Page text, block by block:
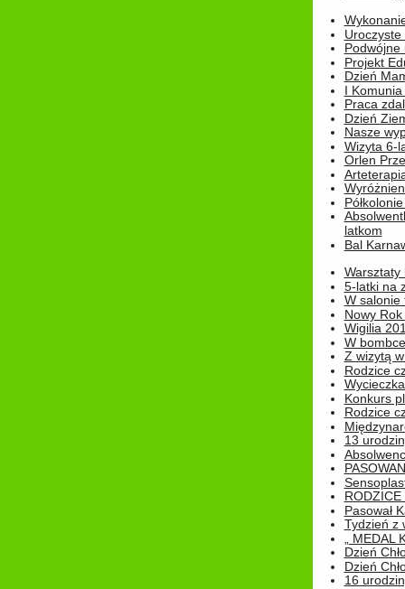
Podwójne
Projekt
Dzień
I
Praca
Dzień
Nasze
Wizyta 6-
Orlen
latkom
Bal
Warsztaty
5-latki na
W salonie
Nowy
Wigilia
W bombce
Z wizytą
Rodzice
Konkurs
Rodzice
13
Pasował
Tydzień z
„
Dzień
Dzień
16